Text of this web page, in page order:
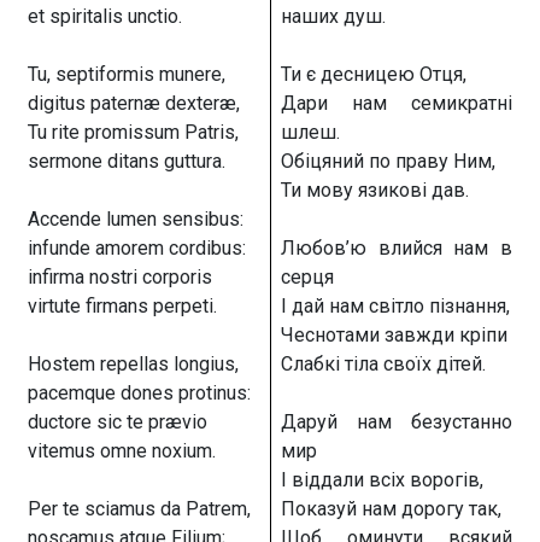
et spiritalis unctio.
Tu, septiformis munere,
digitus paternæ dexteræ,
Tu rite promissum Patris,
sermone ditans guttura.
Accende lumen sensibus:
infunde amorem cordibus:
infirma nostri corporis
virtute firmans perpeti.
Hostem repellas longius,
pacemque dones protinus:
ductore sic te prævio
vitemus omne noxium.
Per te sciamus da Patrem,
noscamus atque Filium;
наших душ.
Ти є десницею Отця,
Дари нам семикратні
шлеш.
Обіцяний по праву Ним,
Ти мову язикові дав.
Любов’ю влийся нам в
серця
І дай нам світло пізнання,
Чеснотами завжди кріпи
Слабкі тіла своїх дітей.
Даруй нам безустанно
мир
І віддали всіх ворогів,
Показуй нам дорогу так,
Щоб оминути всякий